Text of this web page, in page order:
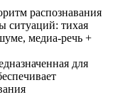
распознавания
ситуаций: тихая
медиа-речь +
для